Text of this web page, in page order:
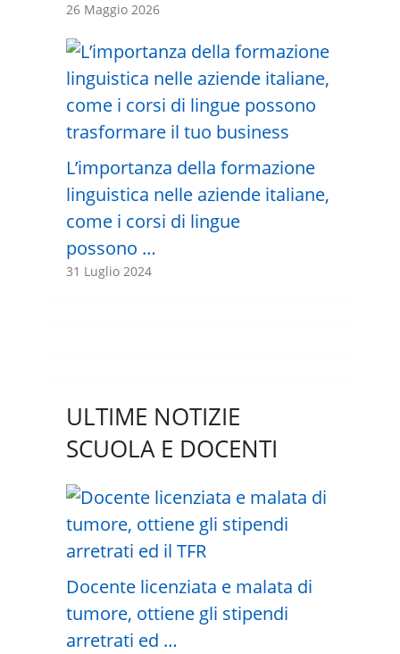
26 Maggio 2026
L’importanza della formazione
linguistica nelle aziende italiane,
come i corsi di lingue
possono …
31 Luglio 2024
ULTIME NOTIZIE
SCUOLA E DOCENTI
Docente licenziata e malata di
tumore, ottiene gli stipendi
arretrati ed …